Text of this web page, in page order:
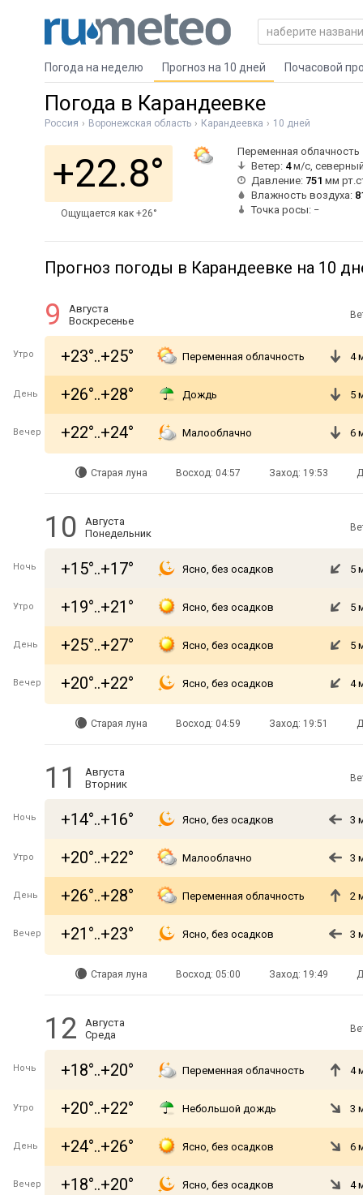
Погода на неделю Прогноз на 10 дней Почасовой
Погода в Карандеевке
Россия Воронежская область Карандеевка 10 дней
+22.8°
Ощущается как +26°
Переменная облачность
Ветер: 4м/с,
Давление: 751 мм
Влажность воздуха:
Точка росы: −
Прогноз погоды в Карандеевке на 10
9
Августа
Воскресенье
Утро +23°..+25° Переменная облачность 4
День +26°..+28° Дождь 5
Вечер +22°..+24° Малооблачно 6
Старая луна Восход: 04:57 Заход: 19:53
10
Августа
Понедельник
Ночь +15°..+17° Ясно, без осадков 5
Утро +19°..+21° Ясно, без осадков 5
День +25°..+27° Ясно, без осадков 5
Вечер +20°..+22° Ясно, без осадков 4
Старая луна Восход: 04:59 Заход: 19:51
11
Августа
Вторник
Ночь +14°..+16° Ясно, без осадков 3
Утро +20°..+22° Малооблачно 3
День +26°..+28° Переменная облачность 2
Вечер +21°..+23° Ясно, без осадков 3
Старая луна Восход: 05:00 Заход: 19:49
12
Августа
Среда
Ночь +18°..+20° Переменная облачность 4
Утро +20°..+22° Небольшой дождь 3
День +24°..+26° Ясно, без осадков 6
Вечер +18°..+20° Ясно, без осадков 4